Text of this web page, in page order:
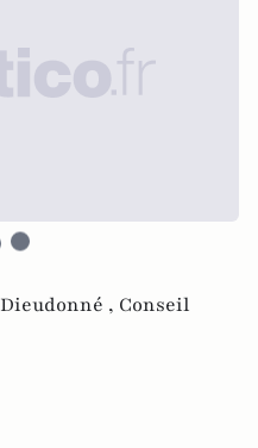
Dieudonné , Conseil